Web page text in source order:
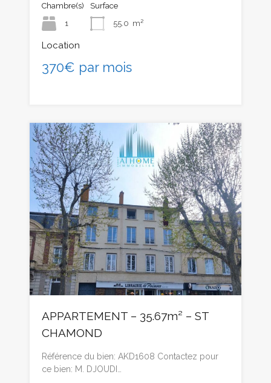
Chambre(s)
1
Surface
55.0 m²
Location
370€ par mois
APPARTEMENT – 35.67m² – ST
CHAMOND
Référence du bien: AKD1608 Contactez pour
ce bien: M. DJOUDI…